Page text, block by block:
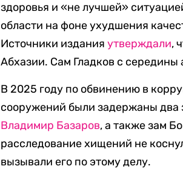
здоровья и «не лучшей»
области на фоне ухудшения
Источники изданияутверждали,
Абхазии. Сам Гладков с середины
В 2025 году по обвинению в
сооружений были задержаны два
Владимир Базаров, а также зам
расследование хищений не
вызывали его по этому делу.